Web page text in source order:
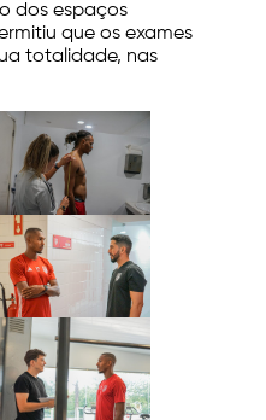
dos espaços
que os exames
totalidade, nas